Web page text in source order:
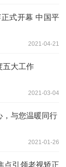
式开幕 中国平
2021-04-21
五大工作
2021-03-04
，与您温暖同行
2021-01-26
点引领老视矫正